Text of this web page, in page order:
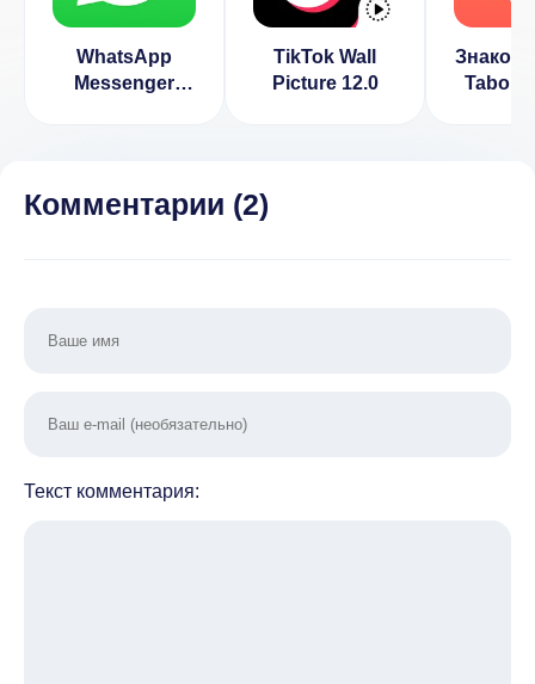
WhatsApp
Messenger
TikTok Wall
Picture 12.0
Комментарии (2)
Текст комментария: